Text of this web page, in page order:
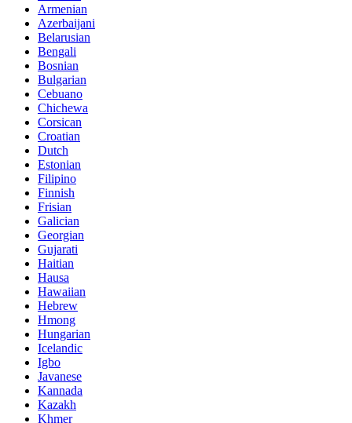
Armenian
Azerbaijani
Belarusian
Bengali
Bosnian
Bulgarian
Cebuano
Chichewa
Corsican
Croatian
Dutch
Estonian
Filipino
Finnish
Frisian
Galician
Georgian
Gujarati
Haitian
Hausa
Hawaiian
Hebrew
Hmong
Hungarian
Icelandic
Igbo
Javanese
Kannada
Kazakh
Khmer